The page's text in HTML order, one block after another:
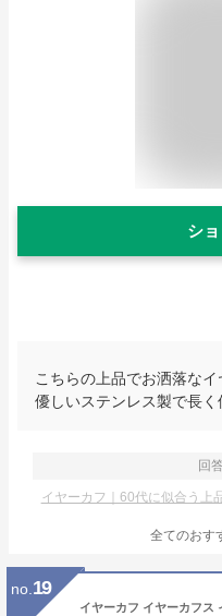
シ
こちらの上品でお洒落な
優しいステンレス製で長く
回
イヤーカフ｜60代に似合う上
全てのおす
no. 19